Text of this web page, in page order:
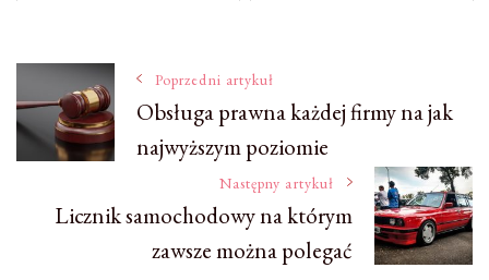
Nawigacja
wpisu
Poprzedni artykuł
Obsługa prawna każdej firmy na jak
najwyższym poziomie
Następny artykuł
Licznik samochodowy na którym
zawsze można polegać